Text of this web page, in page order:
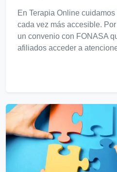
En Terapia Online
cada vez más accesible.
un convenio con FONASA
afiliados acceder a